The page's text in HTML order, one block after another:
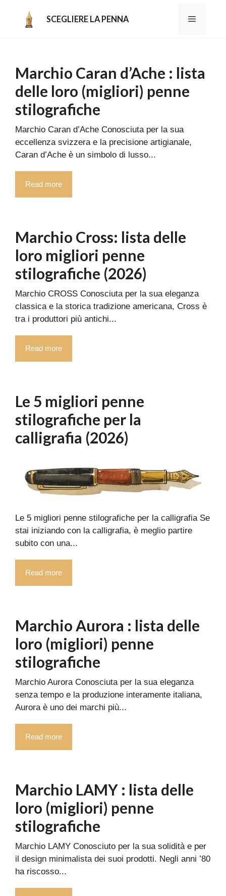
contenu
SCEGLIERE LA PENNA MENU
Marchio Caran d’Ache : lista
delle loro (migliori) penne
stilografiche
Marchio Caran d’Ache Conosciuta per la sua
eccellenza svizzera e la precisione artigianale,
Caran d’Ache è un simbolo di lusso...
Read more
Marchio Cross: lista delle
loro migliori penne
stilografiche (2026)
Marchio CROSS Conosciuta per la sua eleganza
classica e la storica tradizione americana, Cross è
tra i produttori più antichi...
Read more
Le 5 migliori penne
stilografiche per la
calligrafia (2026)
Le 5 migliori penne stilografiche per la calligrafia Se
stai iniziando con la calligrafia, è meglio partire
subito con una...
Read more
Marchio Aurora : lista delle
loro (migliori) penne
stilografiche
Marchio Aurora Conosciuta per la sua eleganza
senza tempo e la produzione interamente italiana,
Aurora è uno dei marchi più...
Read more
Marchio LAMY : lista delle
loro (migliori) penne
stilografiche
Marchio LAMY Conosciuto per la sua solidità e per
il design minimalista dei suoi prodotti. Negli anni ’80
ha riscosso...